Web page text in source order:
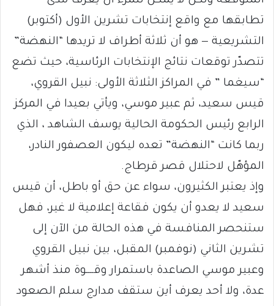
تطابقها مع واقع إنتخابات تشرين الأول (أكتوبر)
التشريعية — هو أن ثلاثة أطراف لا تريدها “النهضة”
تتصدّر توقعات نتائج الإنتخابات الرئاسية، حيث تضع
“سيغما ” في المراكز الثلاثة الأولى: نبيل القروي،
قيس سعيد، ثم عبير موسي، ويأتي بعيدا في المركز
الرابع رئيس الحكومة الحالية يوسف الشاهد ، الذي
ربما كانت “النهضة” تعده ليكون العصفور النادر،
المؤهّل لاحتلال قصر قرطاج.
وإذ يعتبر الكثيرون، سواء عن حق أو باطل، أن قيس
سعيد لا يعدو أن يكون فقاعة إعلامية لا غير، فهل
ستنحصر المنافسة في هذه الحالة من الآن إلى
تشرين الثاني (نوفمبر) المقبل، بين نبيل القروي
وعبير موسي الصاعدة باستمرار وقــــوة منذ أشهر
عدة، ولا أحد يعرف أين ستقف مدارج سلم الصعود